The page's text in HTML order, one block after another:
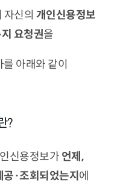
신의 개인신용정보
요청권을
아래와 같이
?
신용정보가 언제,
·조회되었는지 에